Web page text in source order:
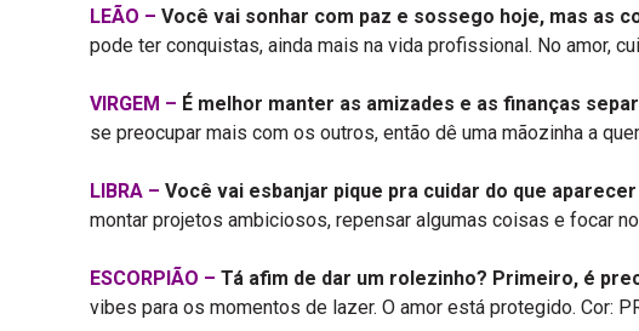
LEÃO – Você vai sonhar com paz e sossego hoje, mas as
pode ter conquistas, ainda mais na vida profissional. No amor,
VIRGEM – É melhor manter as amizades e as finanças
se preocupar mais com os outros, então dê uma mãozinha a
LIBRA – Você vai esbanjar pique pra cuidar do que
montar projetos ambiciosos, repensar algumas coisas e focar
ESCORPIÃO – Tá afim de dar um rolezinho? Primeiro, é
vibes para os momentos de lazer. O amor está protegido. Cor: